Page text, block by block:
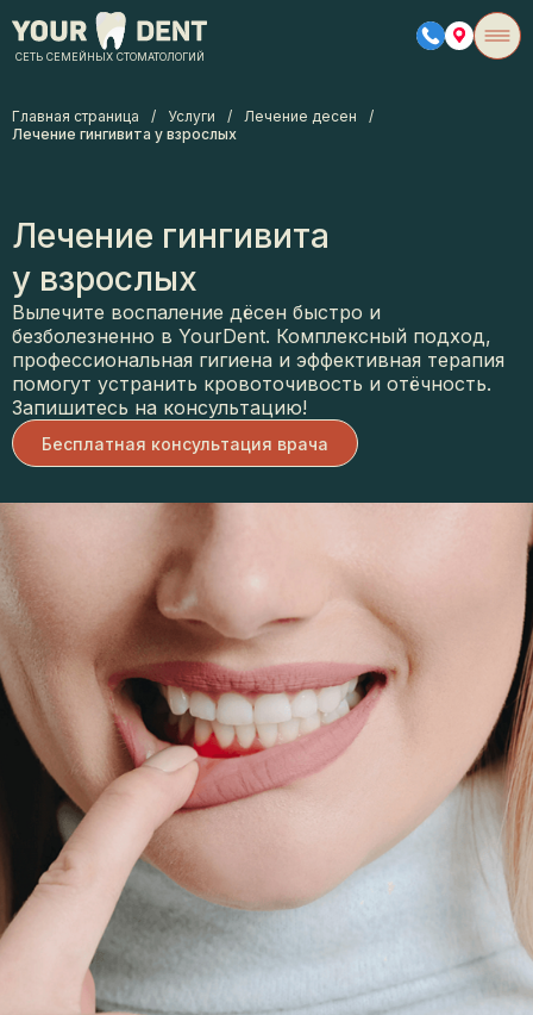
СЕТЬ СЕМЕЙНЫХ СТОМАТОЛОГИЙ
Главная страница / Услуги / Лечение десен
/
Лечение гингивита у взрослых
Лечение гингивита
у взрослых
Вылечите воспаление дёсен быстро и
безболезненно в YourDent. Комплексный подход,
профессиональная гигиена и эффективная терапия
помогут устранить кровоточивость и отёчность.
Запишитесь на консультацию!
Бесплатная консультация врача